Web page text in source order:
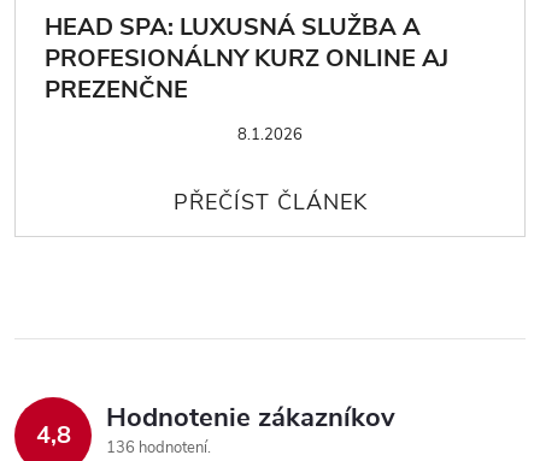
HEAD SPA: LUXUSNÁ SLUŽBA A
PROFESIONÁLNY KURZ ONLINE AJ
PREZENČNE
8.1.2026
4,8 Hodnotenie zákazníkov
136 hodnotení